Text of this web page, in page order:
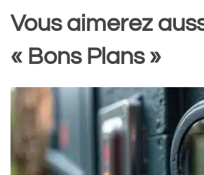
Vous aimerez
« Bons Plans »